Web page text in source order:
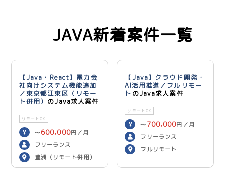
JAVA新着案件一覧
【Java・React】電力会
社向けシステム機能追加
／東京都江東区（リモー
ト併用） のJava求人案件
リモートOK
〜600,000円／月
フリーランス
豊洲（リモート併用）
【Java】クラウド開発・
AI活用推進／フルリモー
ト のJava求人案件
リモートOK
〜 700,000円／月
フリーランス
フルリモート